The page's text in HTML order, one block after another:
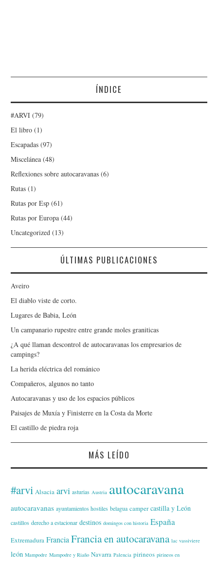
ÍNDICE
#ARVI (79)
El libro (1)
Escapadas (97)
Miscelánea (48)
Reflexiones sobre autocaravanas (6)
Rutas (1)
Rutas por Esp (61)
Rutas por Europa (44)
Uncategorized (13)
ÚLTIMAS PUBLICACIONES
Aveiro
El diablo viste de corto.
Lugares de Babia, León
Un campanario rupestre entre grande moles graniticas
¿A qué llaman descontrol de autocaravanas los empresarios de
campings?
La herida eléctrica del románico
Compañeros, algunos no tanto
Autocaravanas y uso de los espacios públicos
Paisajes de Muxía y Finisterre en la Costa da Morte
El castillo de piedra roja
MÁS LEÍDO
#arvi Alsacia arvi asturias Austria autocaravana
autocaravanas ayuntamientos hostiles belagua camper castilla y León
castillos derecho a estacionar destinos domingos con historia España
Extremadura Francia Francia en autocaravana lac vassiviere
león Mampodre Mampodre y Riaño Navarra Palencia pirineos pirineos en